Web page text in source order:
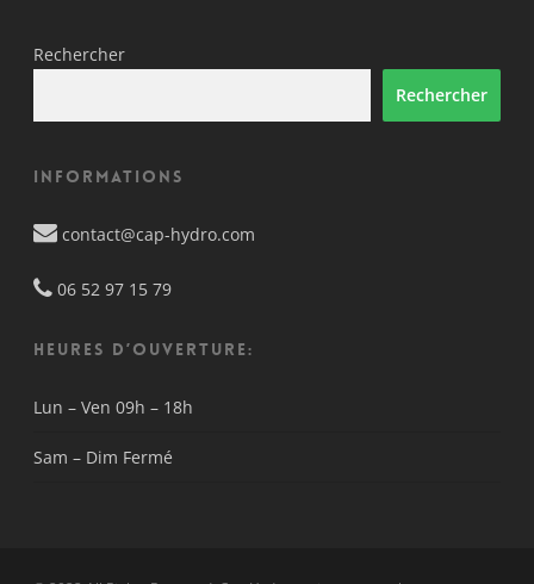
Rechercher
Rechercher
Informations
contact@cap-hydro.com
06 52 97 15 79
HEURES D’OUVERTURE:
Lun – Ven 09h – 18h
Sam – Dim Fermé